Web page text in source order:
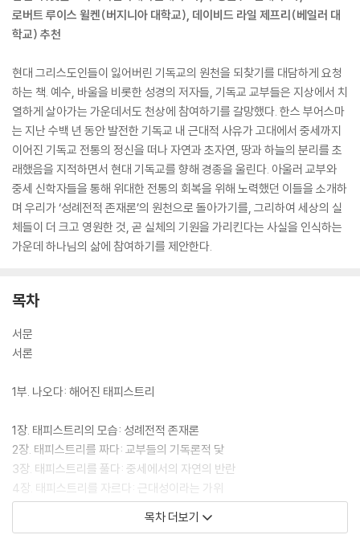
로버트 루이스 윌켄(버지니아 대학교), 데이비드 라일 제프리(베일러 대
학교) 추천
현대 그리스도인들이 잃어버린 기독교의 원천을 되찾기를 대담하게 요청
하는 책. 예수, 바울을 비롯한 성경의 저자들, 기독교 교부들은 지상에서 치
열하게 살아가는 가운데서도 천상에 참여하기를 갈망했다. 한스 부어스마
는 지난 수백 년 동안 발전한 기독교 내 근대적 사유가 고대에서 중세까지
이어진 기독교 전통의 정신을 떠나 자연과 초자연, 땅과 하늘의 분리를 초
래했음을 지적하면서 현대 기독교를 향해 경종을 울린다. 아울러 교부와
중세 신학자들을 통해 위대한 전통의 회복을 위해 노력했던 이들을 소개하
며 우리가 ‘성례전적 존재론’의 원천으로 돌아가기를, 그리하여 세상의 실
체들이 더 크고 영원한 것, 곧 실체의 기원을 가리킨다는 사실을 인식하는
가운데 하나님의 삶에 참여하기를 제안한다.
목차
서문
서론
1부. 나오다: 해어진 태피스트리
1장. 태피스트리의 모습: 성례전적 존재론
2장. 태피스트리를 짜다: 교부들의 기독론적 닻
3장. 태피스트리를 풀다: 중세에서의 자연의 반란
4장. 태피스트리를 자르다: 근대성이라는 가위
5장. 다시 짜려는 시도: 젊은 복음주의자들을 위한 종교개혁
목차 더보기